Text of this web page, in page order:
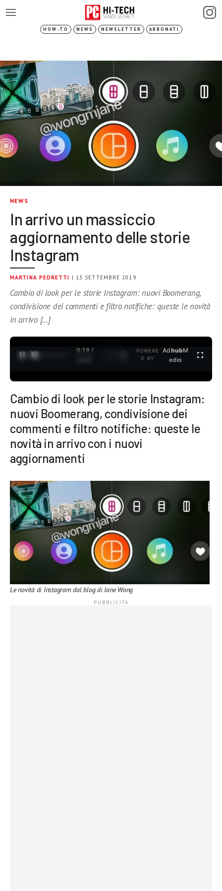
HOW-TO NEWS NEWSLETTER ABBONATI
NEWS
In arrivo un massiccio
aggiornamento delle storie
Instagram
MARTINA PEDRETTI | 13 SETTEMBRE 2019
Cambio di look per le storie Instagram: nuovi Boomerang,
condivisione dei commenti e filtro notifiche: queste le novità
in arrivo […]
0:19 /
3:37
POWERE
D BY
AdhubM
edia
Cambio di look per le storie Instagram:
nuovi Boomerang, condivisione dei
commenti e filtro notifiche: queste le
novità in arrivo con i nuovi
aggiornamenti
Le novità di Instagram dal blog di Jane Wong